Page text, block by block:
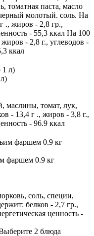
томатная паста, масло
молотый. соль. На
., жиров - 2,8 гр.,
- 55,3 ккал На 100
- 2,8 г., углеводов -
ккал
маслины, томат, лук,
- 13,4 г ., жиров - 3,8 г.,
- 96.9 ккал
фаршем 0.9 кг
соль, специи,
белков - 2,7 гр.,
ценность -
2 блюда